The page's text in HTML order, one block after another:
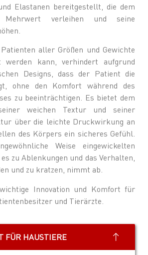
Elastanen bereitgestellt, die dem
Mehrwert verleihen und seine
aller Größen und Gewichte
werden kann, verhindert aufgrund
Designs, dass der Patient die
ohne den Komfort während des
zu beeinträchtigen. Es bietet dem
weichen Textur und seiner
über die leichte Druckwirkung an
des Körpers ein sicheres Gefühl.
Weise eingewickelten
zu Ablenkungen und das Verhalten,
und zu kratzen, nimmt ab.
Innovation und Komfort für
und Tierärzte.
FÜR HAUSTIERE